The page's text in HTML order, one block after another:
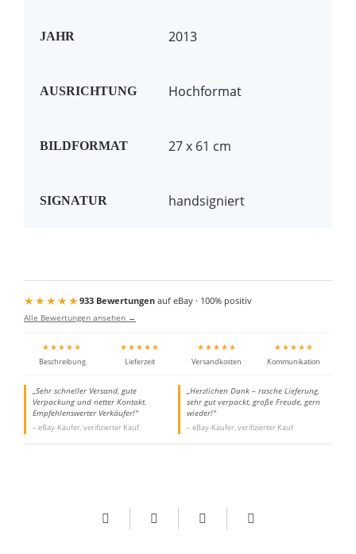
JAHR 2013
AUSRICHTUNG Hochformat
BILDFORMAT 27 x 61 cm
SIGNATUR handsigniert
★★★★★933 Bewertungenauf eBay · 100% positiv
Alle Bewertungen ansehen →
★★★★★
Beschreibung
★★★★★
Lieferzeit
★★★★★
Versandkosten
★★★★★
Kommunikation
„Sehr schneller Versand, gute
Verpackung und netter Kontakt.
Empfehlenswerter Verkäufer!"
– eBay-Käufer, verifizierter Kauf
„Herzlichen Dank – rasche Lieferung,
sehr gut verpackt, große Freude, gern
wieder!"
– eBay-Käufer, verifizierter Kauf